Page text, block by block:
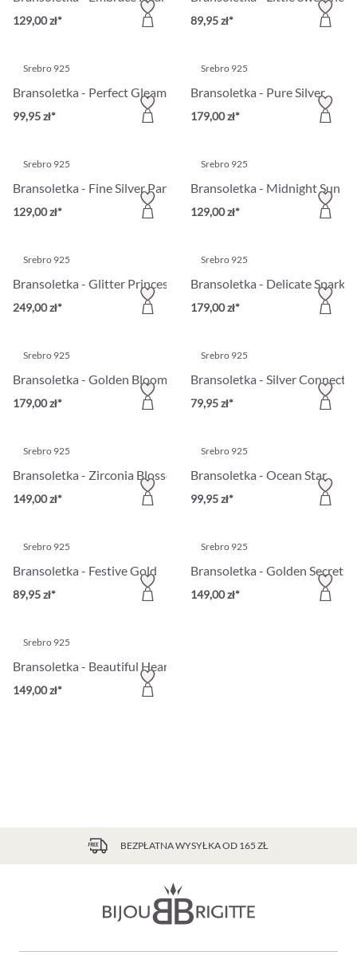
129,00 zł* 89,95 zł*
Srebro 925
Bransoletka - Perfect Gleam
99,95 zł*
Srebro 925
Bransoletka - Pure Silver
179,00 zł*
Srebro 925
Bransoletka - Fine Silver Parts
129,00 zł*
Srebro 925
Bransoletka - Midnight Sun
129,00 zł*
Srebro 925
Bransoletka - Glitter Princess
249,00 zł*
Srebro 925
Bransoletka - Delicate Sparkle
179,00 zł*
Srebro 925
Bransoletka - Golden Bloom
179,00 zł*
Srebro 925
Bransoletka - Silver Connect
79,95 zł*
Srebro 925
Bransoletka - Zirconia Blossom
149,00 zł*
Srebro 925
Bransoletka - Ocean Star
99,95 zł*
Srebro 925
Bransoletka - Festive Gold
89,95 zł*
Srebro 925
Bransoletka - Golden Secrets
149,00 zł*
Srebro 925
Bransoletka - Beautiful Hearts
149,00 zł*
BEZPŁATNA WYSYŁKA OD 165 ZŁ